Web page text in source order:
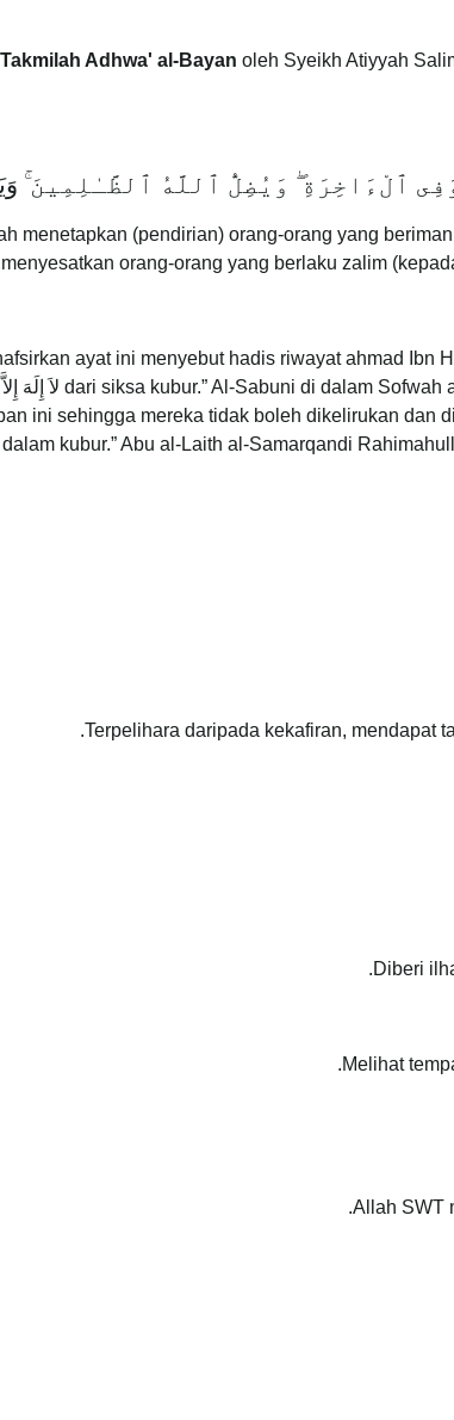
Takmilah Adhwa' al-Bayan oleh Syeikh Atiyyah
ٱلْءَاخِرَةِ وَيُضِلُّ ٱللَّهُ ٱلظَّـٰلِمِينَ
menetapkan (pendirian) orang-orang yang
menyesatkan orang-orang yang berlaku zalim
ayat ini menyebut hadis riwayat ahmad
ini sehingga mereka tidak boleh dikelirukan dan
kubur.” Abu al-Laith al-Samarqandi